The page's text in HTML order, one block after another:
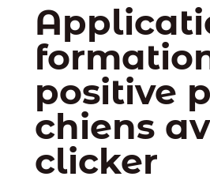
positive
chiens
clicker